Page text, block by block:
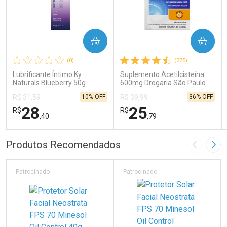
(0)
Lubrificante Íntimo Ky
Naturals Blueberry 50g
R$ 31,59
R$28,40
10% OFF
COMPRAR
FECHAR
FECHAR
Por Menos
(375)
Suplemento Acetilcisteína
600mg Drogaria São Paulo
R$ 39,99
R$25,79
36% OFF
COMPRAR
Por Menos
Produtos Recomendados Imagem
Patrocinado Patrocinado